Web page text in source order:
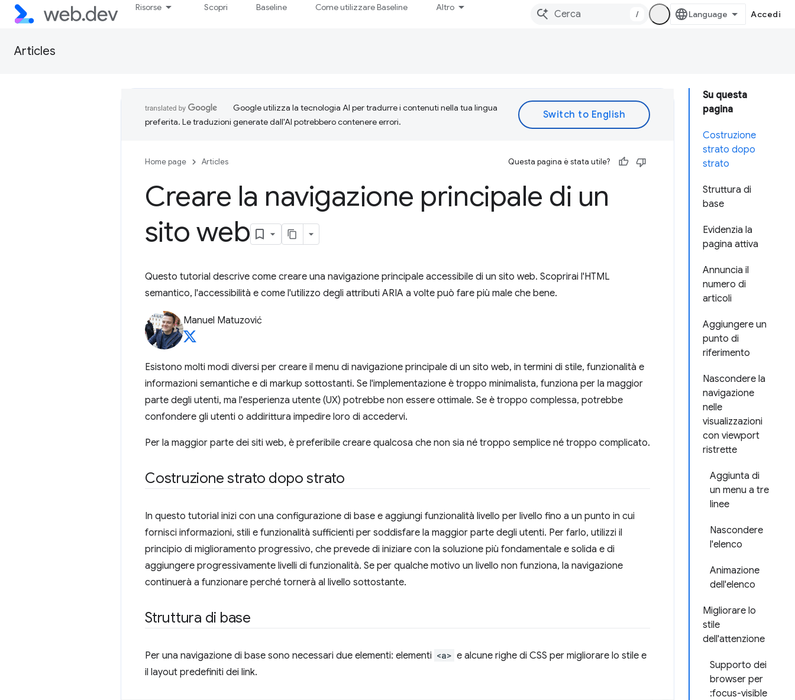
Risorse Scopri Baseline Come utilizzare Baseline Altro
/ Accedi
Articles
Su questa
pagina
Costruzione
strato dopo
strato
Struttura di
base
Evidenzia la
pagina attiva
Annuncia il
numero di
articoli
Aggiungere un
punto di
riferimento
Nascondere la
navigazione
nelle
visualizzazioni
con viewport
ristrette
Aggiunta di
un menu a tre
linee
Nascondere
l'elenco
Animazione
dell'elenco
Migliorare lo
stile
dell'attenzione
Supporto dei
browser per
:focus-visible
Google utilizza la tecnologia AI per tradurre i contenuti nella tua lingua
preferita. Le traduzioni generate dall'AI potrebbero contenere errori.
Home page Articles Questa pagina è stata utile?
Creare la navigazione principale di un
sito web
Questo tutorial descrive come creare una navigazione principale accessibile di un sito web. Scoprirai l'HTML
semantico, l'accessibilità e come l'utilizzo degli attributi ARIA a volte può fare più male che bene.
Manuel Matuzović
Esistono molti modi diversi per creare il menu di navigazione principale di un sito web, in termini di stile, funzionalità e
informazioni semantiche e di markup sottostanti. Se l'implementazione è troppo minimalista, funziona per la maggior
parte degli utenti, ma l'esperienza utente (UX) potrebbe non essere ottimale. Se è troppo complessa, potrebbe
confondere gli utenti o addirittura impedire loro di accedervi.
Per la maggior parte dei siti web, è preferibile creare qualcosa che non sia né troppo semplice né troppo complicato.
Costruzione strato dopo strato
In questo tutorial inizi con una configurazione di base e aggiungi funzionalità livello per livello fino a un punto in cui
fornisci informazioni, stili e funzionalità sufficienti per soddisfare la maggior parte degli utenti. Per farlo, utilizzi il
principio di miglioramento progressivo, che prevede di iniziare con la soluzione più fondamentale e solida e di
aggiungere progressivamente livelli di funzionalità. Se per qualche motivo un livello non funziona, la navigazione
continuerà a funzionare perché tornerà al livello sottostante.
Struttura di base
Per una navigazione di base sono necessari due elementi: elementi <a> e alcune righe di CSS per migliorare lo stile e
il layout predefiniti dei link.